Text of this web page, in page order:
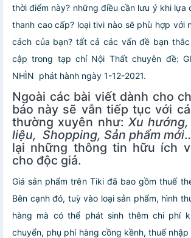
thời điểm này? những điều cần lưu ý khi lựa
thanh cao cấp? loại tivi nào sẽ phù hợp với
cách của bạn? tất cả các vấn đề bạn
cập trong tạp chí Nội Thất chuyên đề:
NHÌN phát hành ngày 1-12-2021.
Ngoài các bài viết dành cho
báo này sẽ vẫn tiếp tục với
thường xuyên như: Xu hướng,
liệu, Shopping, Sản phẩm mới
lại những thông tin hữu ích
cho độc giả.
Giá sản phẩm trên Tiki đã bao gồm thuế
Bên cạnh đó, tuỳ vào loại sản phẩm, hình
hàng mà có thể phát sinh thêm chi phí
chuyển, phụ phí hàng cồng kềnh, thuế